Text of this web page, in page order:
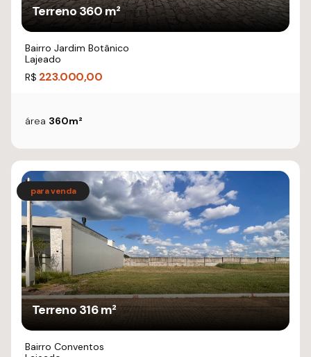
Terreno 360 m²
Bairro Jardim Botânico
Lajeado
R$ 223.000,00
área 360m²
Terreno 316 m²
Bairro Conventos